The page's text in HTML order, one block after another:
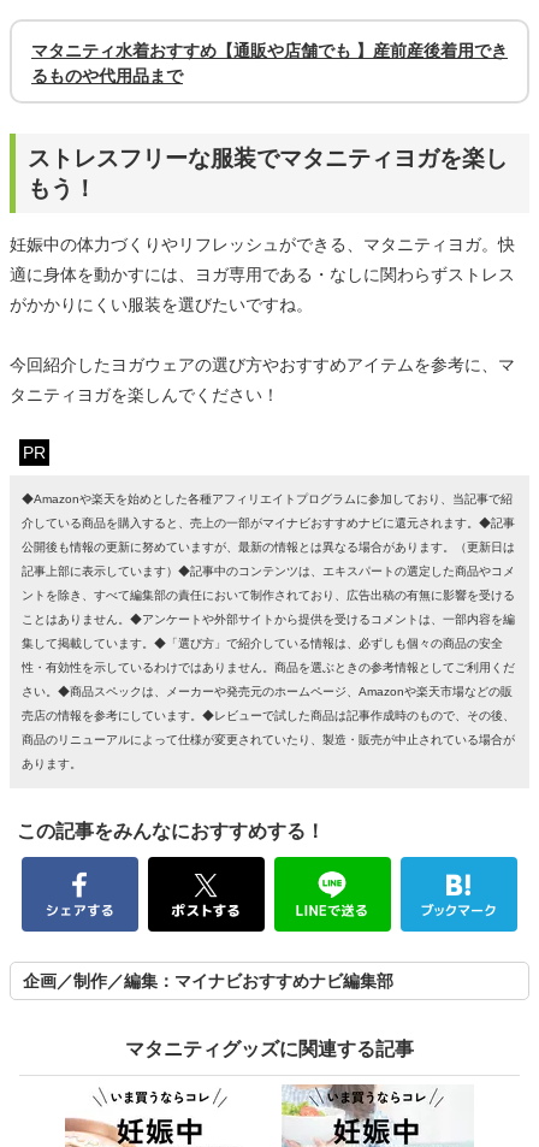
マタニティ水着おすすめ【通販や店舗でも 】産前産後着用でき
るものや代用品まで
ストレスフリーな服装でマタニティヨガを楽し
もう！
妊娠中の体力づくりやリフレッシュができる、マタニティヨガ。快
適に身体を動かすには、ヨガ専用である・なしに関わらずストレス
がかかりにくい服装を選びたいですね。
今回紹介したヨガウェアの選び方やおすすめアイテムを参考に、マ
タニティヨガを楽しんでください！
PR
◆Amazonや楽天を始めとした各種アフィリエイトプログラムに参加しており、当記事で紹
介している商品を購入すると、売上の一部がマイナビおすすめナビに還元されます。◆記事
公開後も情報の更新に努めていますが、最新の情報とは異なる場合があります。（更新日は
記事上部に表示しています）◆記事中のコンテンツは、エキスパートの選定した商品やコメ
ントを除き、すべて編集部の責任において制作されており、広告出稿の有無に影響を受ける
ことはありません。◆アンケートや外部サイトから提供を受けるコメントは、一部内容を編
集して掲載しています。◆「選び方」で紹介している情報は、必ずしも個々の商品の安全
性・有効性を示しているわけではありません。商品を選ぶときの参考情報としてご利用くだ
さい。◆商品スペックは、メーカーや発売元のホームページ、Amazonや楽天市場などの販
売店の情報を参考にしています。◆レビューで試した商品は記事作成時のもので、その後、
商品のリニューアルによって仕様が変更されていたり、製造・販売が中止されている場合が
あります。
この記事をみんなにおすすめする！
企画／制作／編集：マイナビおすすめナビ編集部
マタニティグッズに関連する記事